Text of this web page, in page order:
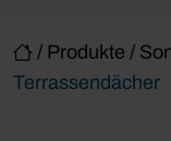
/ Produkte /
Terrassendächer